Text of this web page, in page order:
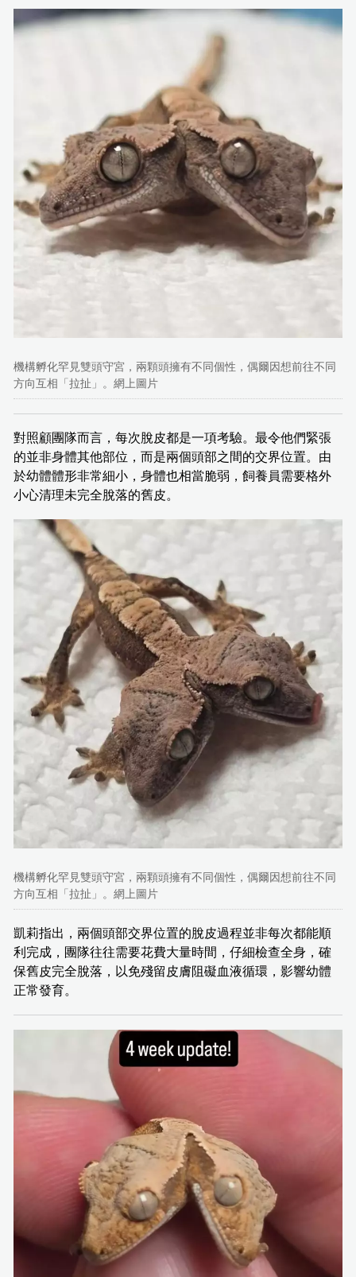
機構孵化罕見雙頭守宮，兩顆頭擁有不同個性，偶爾因想前往不同
方向互相「拉扯」。網上圖片
對照顧團隊而言，每次脫皮都是一項考驗。最令他們緊張
的並非身體其他部位，而是兩個頭部之間的交界位置。由
於幼體體形非常細小，身體也相當脆弱，飼養員需要格外
小心清理未完全脫落的舊皮。
機構孵化罕見雙頭守宮，兩顆頭擁有不同個性，偶爾因想前往不同
方向互相「拉扯」。網上圖片
凱莉指出，兩個頭部交界位置的脫皮過程並非每次都能順
利完成，團隊往往需要花費大量時間，仔細檢查全身，確
保舊皮完全脫落，以免殘留皮膚阻礙血液循環，影響幼體
正常發育。